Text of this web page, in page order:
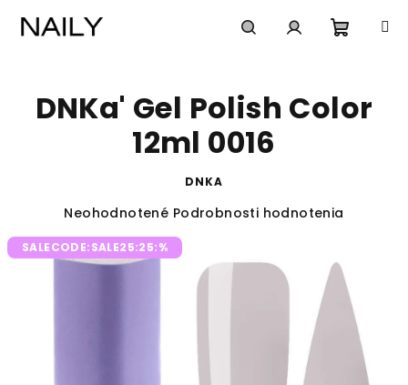
košík
DNKa' Gel Polish Color
12ml 0016
DNKA
Priemerné
produktu
je
Neohodnotené Podrobnosti hodnotenia
SALECODE:SALE25:25:%